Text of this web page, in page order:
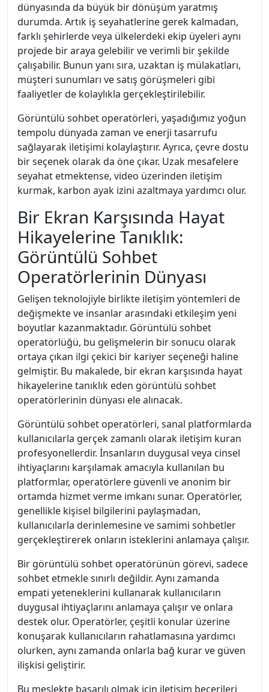
dünyasında da büyük bir dönüşüm yaratmış
durumda. Artık iş seyahatlerine gerek kalmadan,
farklı şehirlerde veya ülkelerdeki ekip üyeleri aynı
projede bir araya gelebilir ve verimli bir şekilde
çalışabilir. Bunun yanı sıra, uzaktan iş mülakatları,
müşteri sunumları ve satış görüşmeleri gibi
faaliyetler de kolaylıkla gerçekleştirilebilir.
Görüntülü sohbet operatörleri, yaşadığımız yoğun
tempolu dünyada zaman ve enerji tasarrufu
sağlayarak iletişimi kolaylaştırır. Ayrıca, çevre dostu
bir seçenek olarak da öne çıkar. Uzak mesafelere
seyahat etmektense, video üzerinden iletişim
kurmak, karbon ayak izini azaltmaya yardımcı olur.
Bir Ekran Karşısında Hayat
Hikayelerine Tanıklık:
Görüntülü Sohbet
Operatörlerinin Dünyası
Gelişen teknolojiyle birlikte iletişim yöntemleri de
değişmekte ve insanlar arasındaki etkileşim yeni
boyutlar kazanmaktadır. Görüntülü sohbet
operatörlüğü, bu gelişmelerin bir sonucu olarak
ortaya çıkan ilgi çekici bir kariyer seçeneği haline
gelmiştir. Bu makalede, bir ekran karşısında hayat
hikayelerine tanıklık eden görüntülü sohbet
operatörlerinin dünyası ele alınacak.
Görüntülü sohbet operatörleri, sanal platformlarda
kullanıcılarla gerçek zamanlı olarak iletişim kuran
profesyonellerdir. İnsanların duygusal veya cinsel
ihtiyaçlarını karşılamak amacıyla kullanılan bu
platformlar, operatörlere güvenli ve anonim bir
ortamda hizmet verme imkanı sunar. Operatörler,
genellikle kişisel bilgilerini paylaşmadan,
kullanıcılarla derinlemesine ve samimi sohbetler
gerçekleştirerek onların isteklerini anlamaya çalışır.
Bir görüntülü sohbet operatörünün görevi, sadece
sohbet etmekle sınırlı değildir. Aynı zamanda
empati yeteneklerini kullanarak kullanıcıların
duygusal ihtiyaçlarını anlamaya çalışır ve onlara
destek olur. Operatörler, çeşitli konular üzerine
konuşarak kullanıcıların rahatlamasına yardımcı
olurken, aynı zamanda onlarla bağ kurar ve güven
ilişkisi geliştirir.
Bu meslekte başarılı olmak için iletişim becerileri